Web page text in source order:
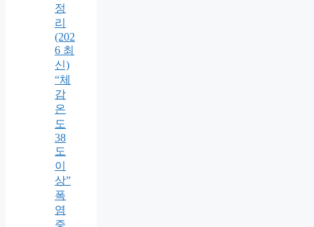
정
리
(202
6 최
신)
“체
감
온
도
38
도
이
상”
폭
염
중